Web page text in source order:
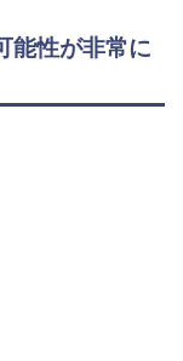
能性が非常に